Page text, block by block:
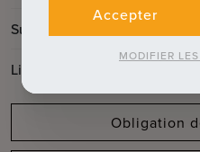
Surface du jardin
Libre à partir de:
Obligation
Accepter
MODIFIER